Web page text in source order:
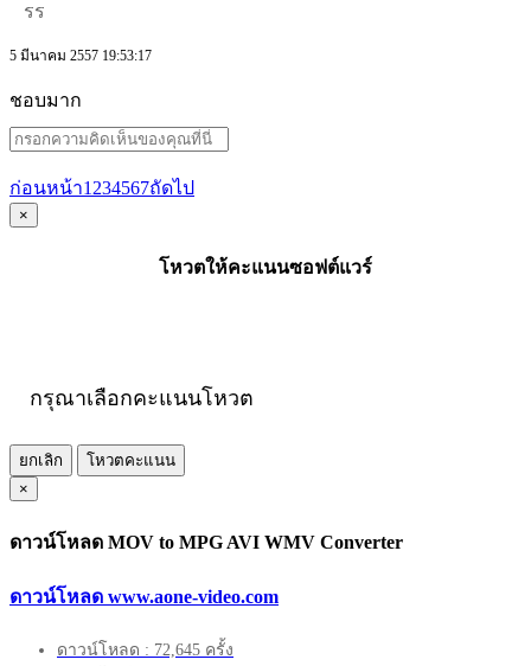
รร
5 มีนาคม 2557 19:53:17
ชอบมาก
ก่อนหน้า1 234567ถัดไป
×
โหวตให้คะแนนซอฟต์แวร์
กรุณาเลือกคะแนนโหวต
ยกเลิก
โหวตคะแนน
×
ดาวน์โหลด MOV to MPG AVI WMV Converter
ดาวน์โหลด www.aone-video.com
ดาวน์โหลด : 72,645 ครั้ง